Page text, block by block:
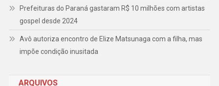
Prefeituras do Paraná gastaram R$ 10 milhões com artistas
gospel desde 2024
Avô autoriza encontro de Elize Matsunaga com a filha, mas
impõe condição inusitada
ARQUIVOS